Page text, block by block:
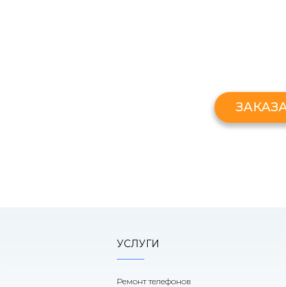
УСЛУГИ
Ремонт телефонов